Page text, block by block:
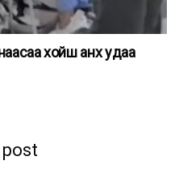
хойш анх удаа